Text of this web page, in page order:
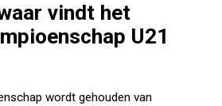
vindt het
U21
wordt gehouden van